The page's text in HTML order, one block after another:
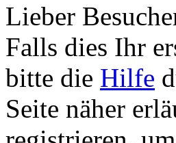
Lieber
Falls dies Ihr
bitte die Hilfe
Seite näher